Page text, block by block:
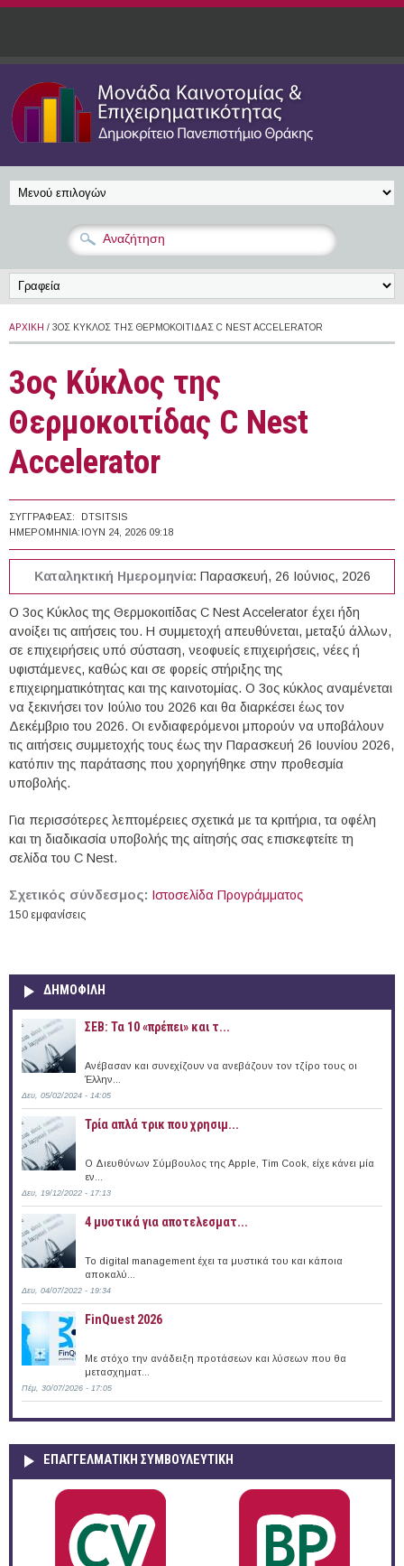
Παράκαμψη προς το κυρίως περιεχόμενο
ΑΡΧΙΚΉ / 3ΟΣ ΚΎΚΛΟΣ ΤΗΣ ΘΕΡΜΟΚΟΙΤΊΔΑΣ C NEST ACCELERATOR
3ος Κύκλος της
Θερμοκοιτίδας C Nest
Accelerator
ΣΥΓΓΡΑΦΈΑΣ:
DTSITSIS
ΗΜΕΡΟΜΗΝΊΑ: ΙΟΥΝ 24, 2026 09:18
Καταληκτική Ημερομηνία: Παρασκευή, 26 Ιούνιος, 2026
Ο 3ος Κύκλος της Θερμοκοιτίδας C Nest Accelerator έχει ήδη
ανοίξει τις αιτήσεις του. Η συμμετοχή απευθύνεται, μεταξύ άλλων,
σε επιχειρήσεις υπό σύσταση, νεοφυείς επιχειρήσεις, νέες ή
υφιστάμενες, καθώς και σε φορείς στήριξης της
επιχειρηματικότητας και της καινοτομίας. Ο 3ος κύκλος αναμένεται
να ξεκινήσει τον Ιούλιο του 2026 και θα διαρκέσει έως τον
Δεκέμβριο του 2026. Οι ενδιαφερόμενοι μπορούν να υποβάλουν
τις αιτήσεις συμμετοχής τους έως την Παρασκευή 26 Ιουνίου 2026,
κατόπιν της παράτασης που χορηγήθηκε στην προθεσμία
υποβολής.
Για περισσότερες λεπτομέρειες σχετικά με τα κριτήρια, τα οφέλη
και τη διαδικασία υποβολής της αίτησής σας επισκεφτείτε τη
σελίδα του C Nest.
Σχετικός σύνδεσμος: Ιστοσελίδα Προγράμματος
150 εμφανίσεις
ΔΗΜΟΦΙΛΗ
ΣΕΒ: Τα 10 «πρέπει» και τ...
Ανέβασαν και συνεχίζουν να ανεβάζουν τον τζίρο τους οι
Έλλην...
Δευ, 05/02/2024 - 14:05
Τρία απλά τρικ που χρησιμ...
Ο Διευθύνων Σύμβουλος της Apple, Tim Cook, είχε κάνει μία
εν...
Δευ, 19/12/2022 - 17:13
4 μυστικά για αποτελεσματ...
Το digital management έχει τα μυστικά του και κάποια
αποκαλύ...
Δευ, 04/07/2022 - 19:34
FinQuest 2026
Με στόχο την ανάδειξη προτάσεων και λύσεων που θα
μετασχηματ...
Πέμ, 30/07/2026 - 17:05
ΕΠΑΓΓΕΛΜΑΤΙΚΉ ΣΥΜΒΟΥΛΕΥΤΙΚΉ